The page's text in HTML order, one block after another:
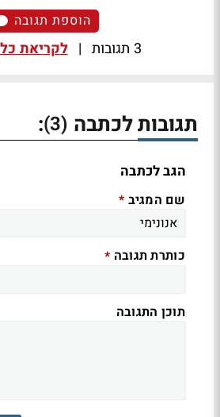
הוספת תגובה
3 תגובות | לקריאת
תגובות לכתבה (3)
:
הגב לכתבה
שם המגיב *
כותרת תגובה *
תוכן התגובה